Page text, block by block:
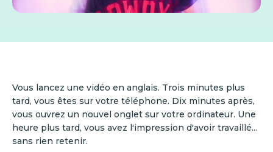
Vous lancez une vidéo en anglais. Trois minutes plus
tard, vous êtes sur votre téléphone. Dix minutes après,
vous ouvrez un nouvel onglet sur votre ordinateur. Une
heure plus tard, vous avez l'impression d'avoir travaillé...
sans rien retenir.